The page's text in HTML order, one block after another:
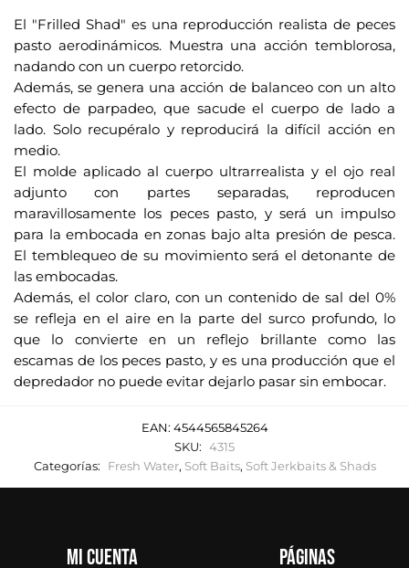
d
e
c
r
e
o
e
l
e
c
t
r
ó
n
i
r
El "Frilled Shad" es una reproducción realista de peces
pasto aerodinámicos. Muestra una acción temblorosa,
nadando con un cuerpo retorcido.
Además, se genera una acción de balanceo con un alto
efecto de parpadeo, que sacude el cuerpo de lado a
lado. Solo recupéralo y reproducirá la difícil acción en
medio.
El molde aplicado al cuerpo ultrarrealista y el ojo real
adjunto con partes separadas, reproducen
maravillosamente los peces pasto, y será un impulso
para la embocada en zonas bajo alta presión de pesca.
El temblequeo de su movimiento será el detonante de
las embocadas.
Además, el color claro, con un contenido de sal del 0%
se refleja en el aire en la parte del surco profundo, lo
que lo convierte en un reflejo brillante como las
escamas de los peces pasto, y es una producción que el
depredador no puede evitar dejarlo pasar sin embocar.
EAN: 4544565845264
SKU: 4315
Categorías:
Fresh Water, Soft Baits, Soft Jerkbaits & Shads
Mi cuenta Páginas